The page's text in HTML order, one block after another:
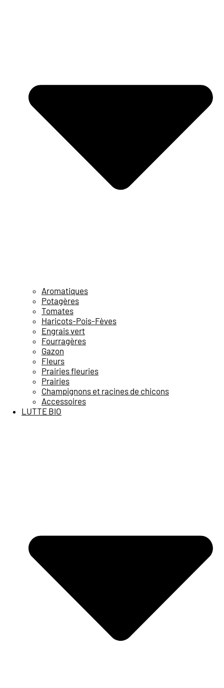
Aromatiques
Potagères
Tomates
Haricots-Pois-Fèves
Engrais vert
Fourragères
Gazon
Fleurs
Prairies fleuries
Prairies
Champignons et racines de chicons
Accessoires
LUTTE BIO